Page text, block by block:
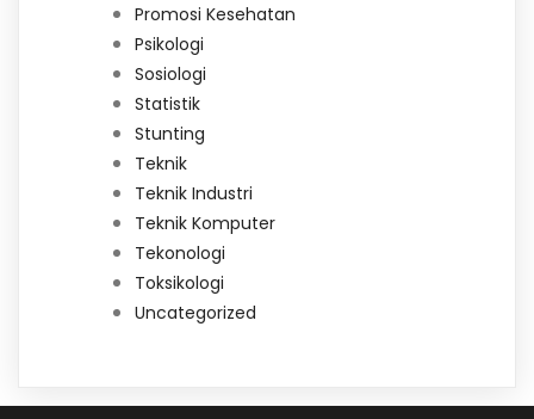
Promosi Kesehatan
Psikologi
Sosiologi
Statistik
Stunting
Teknik
Teknik Industri
Teknik Komputer
Tekonologi
Toksikologi
Uncategorized